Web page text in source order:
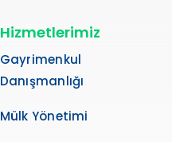
Hizmetlerimiz
Gayrimenkul
Danışmanlığı
Mülk Yönetimi